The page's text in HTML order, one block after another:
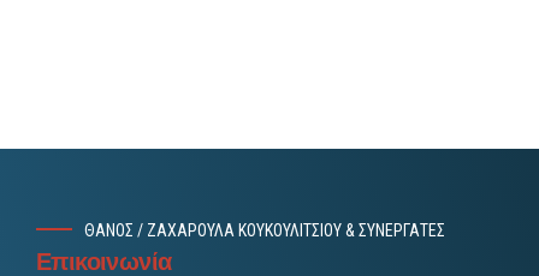
ΘΑΝΟΣ / ΖΑΧΑΡΟΥΛΑ ΚΟΥΚΟΥΛΙΤΣΙΟΥ & ΣΥΝΕΡΓΑΤΕΣ
Επικοινωνία